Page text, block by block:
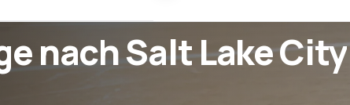
nach Salt Lake City